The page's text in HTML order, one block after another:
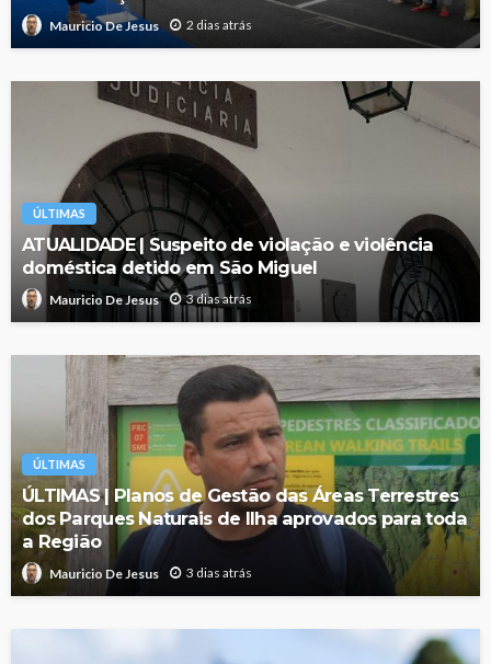
Mauricio De Jesus 2 dias atrás
ÚLTIMAS
ATUALIDADE | Suspeito de violação e violência
doméstica detido em São Miguel
Mauricio De Jesus 3 dias atrás
ÚLTIMAS
ÚLTIMAS | Planos de Gestão das Áreas Terrestres
dos Parques Naturais de Ilha aprovados para toda
a Região
Mauricio De Jesus 3 dias atrás